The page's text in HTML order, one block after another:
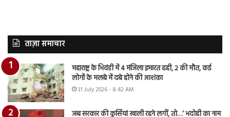
ताज़ा समाचार
महाराष्ट्र के भिवंडी में 4 मंजिला इमारत ढही, 2 की मौत, कई
लोगों के मलबे में दबे होने की आशंका
31 July 2026 - 8:42 AM
जब सरकार की कुर्सियां खाली रहने लगीं, तो…’ भदोही का नाम